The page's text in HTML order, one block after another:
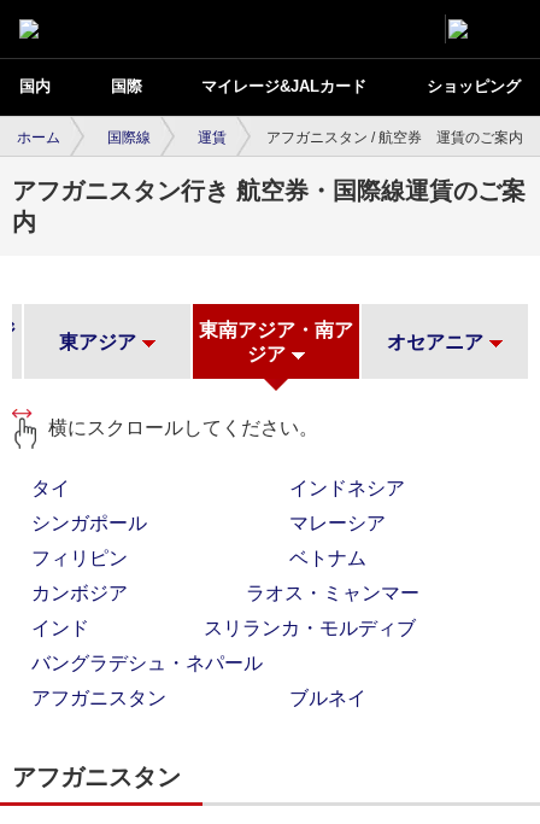
国内 国際 マイレージ&JALカード ショッピング
ホーム 国際線 運賃 アフガニスタン / 航空券 運賃のご案内
アフガニスタン行き 航空券・国際線運賃のご案
内
東アジア
東南アジア・南ア
ジア
オセアニア
横にスクロールしてください。
タイ
インドネシア
シンガポール
マレーシア
フィリピン
ベトナム
カンボジア
ラオス・ミャンマー
インド
スリランカ・モルディブ
バングラデシュ・ネパール
アフガニスタン
ブルネイ
アフガニスタン